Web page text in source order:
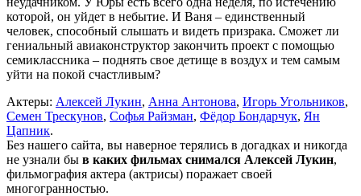
которой, он уйдет в небытие. И Ваня – единственный
человек, способный слышать и видеть призрака. Сможет ли
гениальный авиаконструктор закончить проект с помощью
семиклассника – поднять свое детище в воздух и тем самым
уйти на покой счастливым?
Актеры: Алексей Лукин, Анна Антонова, Игорь Угольников,
Семен Трескунов, Софья Райзман, Фёдор Бондарчук, Ян
Цапник.
Без нашего сайта, вы наверное терялись в догадках и никогда
не узнали бы в каких фильмах снимался Алексей Лукин,
фильмография актера (актрисы) поражает своей
многогранностью.